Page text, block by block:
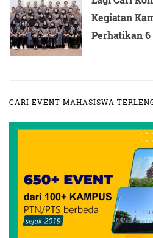
Kegiatan
Perhatikan
CARI EVENT MAHASISWA